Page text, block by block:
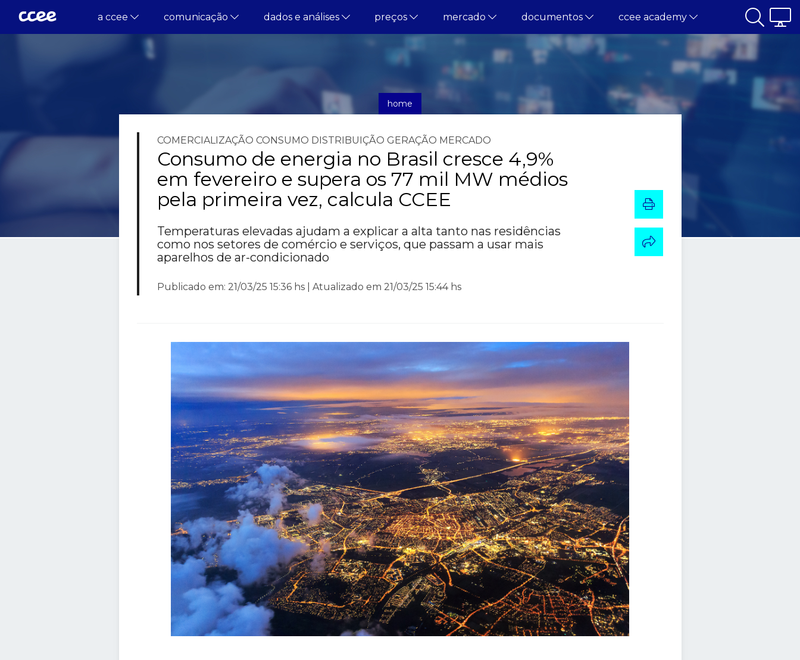
a ccee comunicação dados e análises preços mercado documentos ccee academy
home
notícias
COMERCIALIZAÇÃO CONSUMO DISTRIBUIÇÃO GERAÇÃO MERCADO
Consumo de energia no Brasil cresce 4,9%
em fevereiro e supera os 77 mil MW médios
pela primeira vez, calcula CCEE
Temperaturas elevadas ajudam a explicar a alta tanto nas residências
como nos setores de comércio e serviços, que passam a usar mais
aparelhos de ar-condicionado
Publicado em: 21/03/25 15:36 hs | Atualizado em 21/03/25 15:44 hs